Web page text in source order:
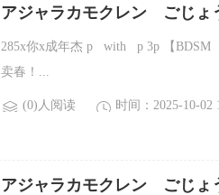
アジャラカモクレン ごじょ
285x你x成年杰 p with p 3p 【BDSM
卖春！...
(0)人阅读 时间：2025-10-02
アジャラカモクレン ごじ